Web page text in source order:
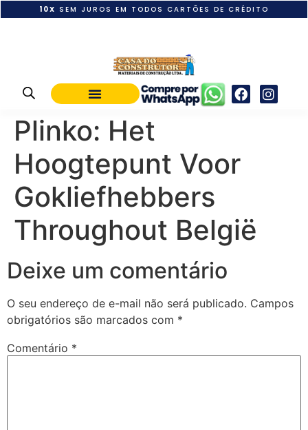
10X SEM JUROS EM TODOS CARTÕES DE CRÉDITO
Plinko: Het
Hoogtepunt Voor
Gokliefhebbers
Throughout België
Deixe um comentário
O seu endereço de e-mail não será publicado. Campos
obrigatórios são marcados com *
Comentário *